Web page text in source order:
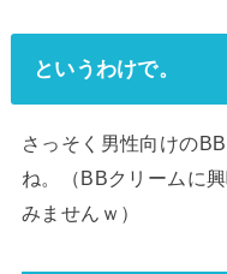
というわけで。
さっそく男性向けの
ね。
（BBクリームに
みませんｗ）